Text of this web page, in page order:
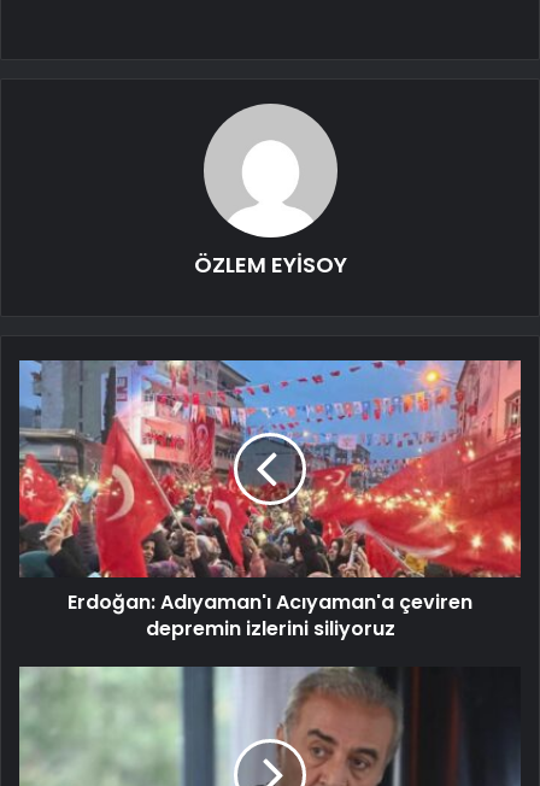
ÖZLEM EYİSOY
Erdoğan: Adıyaman'ı Acıyaman'a çeviren
depremin izlerini siliyoruz